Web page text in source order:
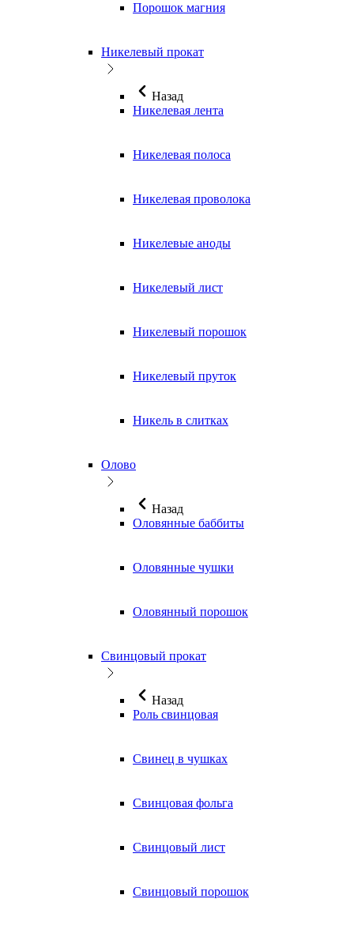
Порошок магния
Никелевый прокат
Назад
Никелевая лента
Никелевая полоса
Никелевая проволока
Никелевые аноды
Никелевый лист
Никелевый порошок
Никелевый пруток
Никель в слитках
Олово
Назад
Оловянные баббиты
Оловянные чушки
Оловянный порошок
Свинцовый прокат
Назад
Роль свинцовая
Свинец в чушках
Свинцовая фольга
Свинцовый лист
Свинцовый порошок